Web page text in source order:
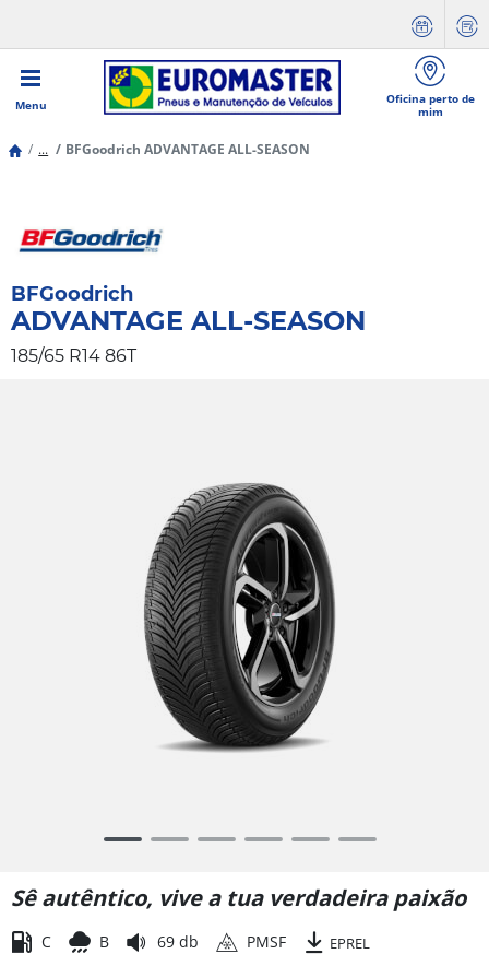
Menu
Oficina perto de
mim
... BFGoodrich ADVANTAGE ALL-SEASON
BFGoodrich
ADVANTAGE ALL-SEASON
185/65 R14 86T
6
Sê autêntico, vive a tua verdadeira paixão
C B 69 db PMSF EPREL